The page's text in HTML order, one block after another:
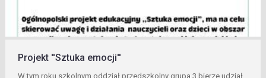
Projekt ''Sztuka emocji''
W tym roku szkolnym oddział przedszkolny grupa 3 bierze udział